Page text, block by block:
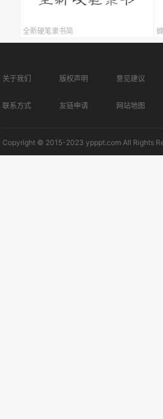
全新硬笔隶书简
关于我们 版权声明 意见建议
联系方式 友链申请 网站地图
Copyright © 2015-2023 ypppt.com All Rights